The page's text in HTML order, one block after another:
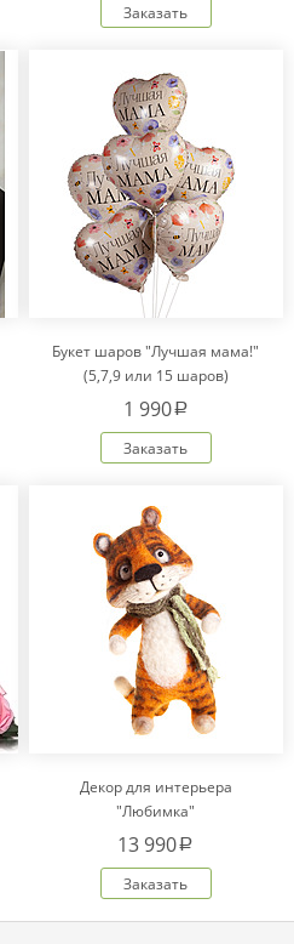
Заказать
Букет шаров "Лучшая мама!"
(5,7,9 или 15 шаров)
1 990a
Заказать
Декор для интерьера
"Любимка"
13 990a
Заказать